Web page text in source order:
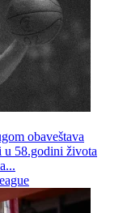
obaveštava
u 58.godini života